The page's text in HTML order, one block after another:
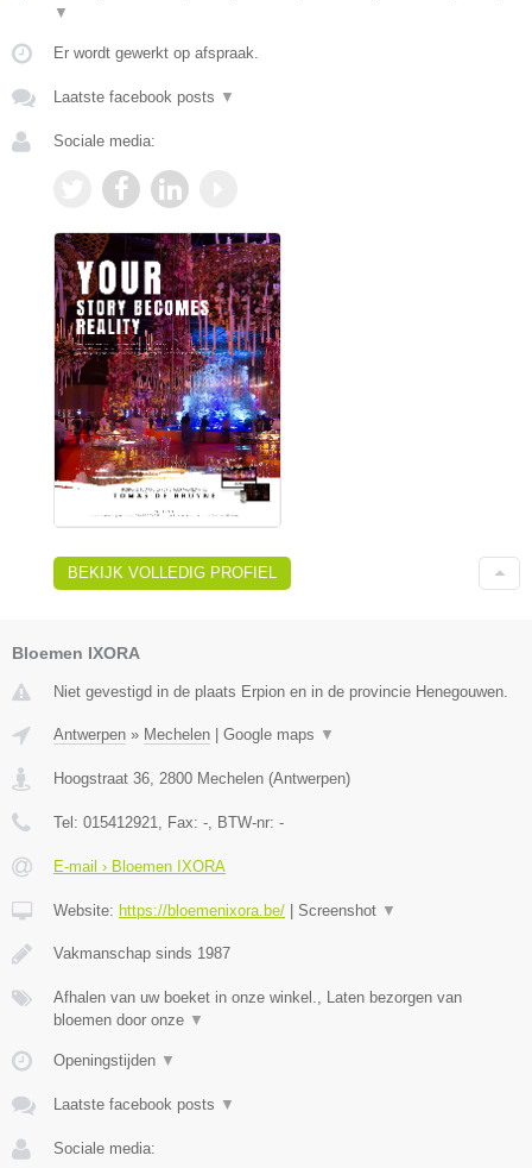
▼
Er wordt gewerkt op afspraak.
Laatste facebook posts ▼
Sociale media:
BEKIJK VOLLEDIG PROFIEL
Bloemen IXORA
Niet gevestigd in de plaats Erpion en in de provincie Henegouwen.
Antwerpen » Mechelen Google maps ▼
Hoogstraat 36, 2800 Mechelen (Antwerpen)
Tel: 015412921, Fax: -, BTW-nr: -
E-mail › Bloemen IXORA
Website: https://bloemenixora.be/ Screenshot ▼
Vakmanschap sinds 1987
Afhalen van uw boeket in onze winkel., Laten bezorgen van
bloemen door onze ▼
Openingstijden ▼
Laatste facebook posts ▼
Sociale media: